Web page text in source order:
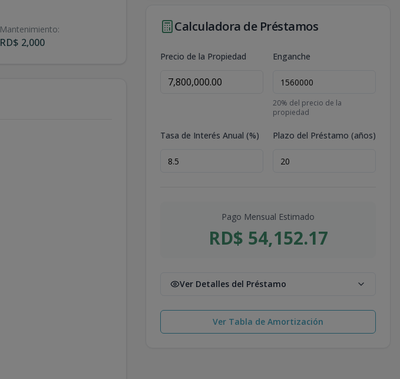
Mantenimiento:
RD$ 2,000
Calculadora de Préstamos
Precio de la Propiedad Enganche
20% del precio de la
propiedad
Tasa de Interés Anual (%) Plazo del Préstamo (años)
Pago Mensual Estimado
RD$ 54,152.17
Ver Detalles del Préstamo
Ver Tabla de Amortización